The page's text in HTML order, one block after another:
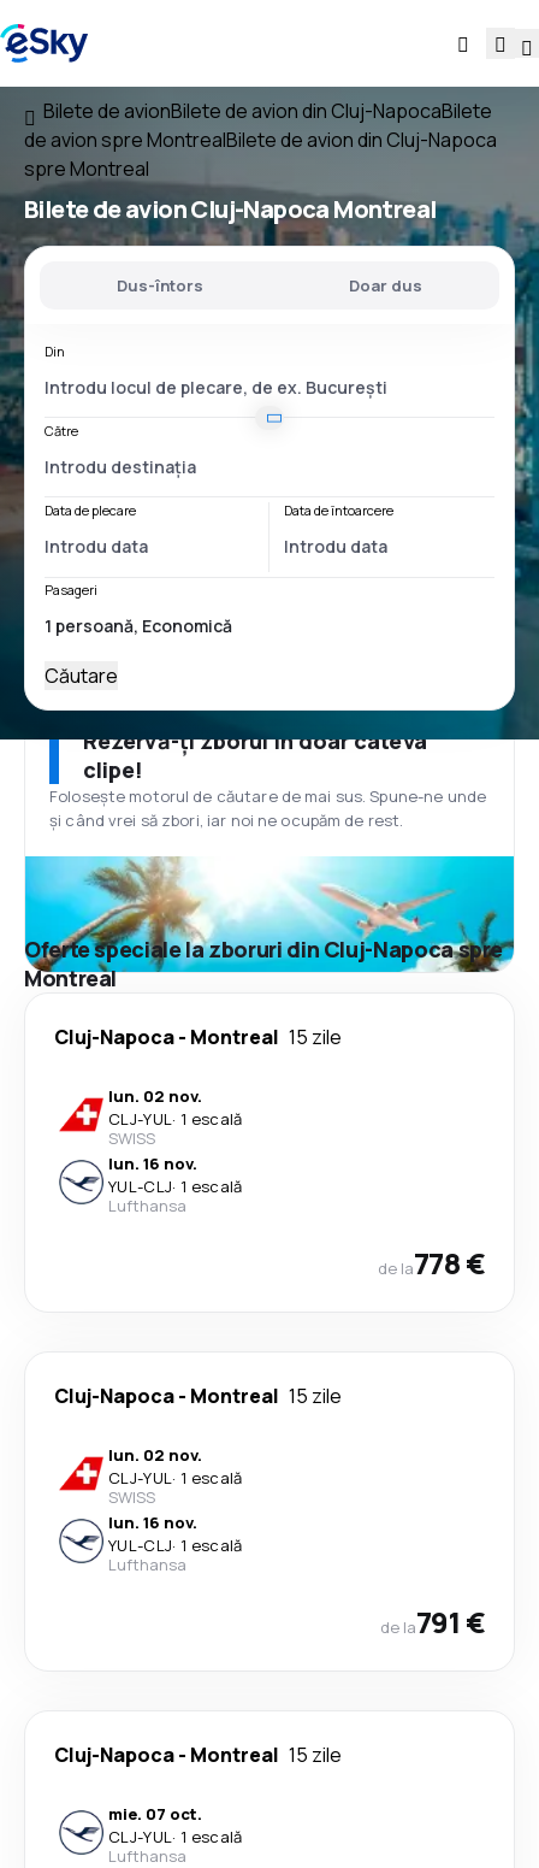
Bilete de avionBilete de avion din Cluj-NapocaBilete
de avion spre MontrealBilete de avion din Cluj-Napoca
spre Montreal
Bilete de avionCluj-Napoca Montreal
Dus-întors Doar dus
Din
Către
Data de plecare Data de întoarcere
Pasageri
Căutare
Rezervă-ți zborul în doar câteva
clipe!
Folosește motorul de căutare de mai sus. Spune-ne unde
și când vrei să zbori, iar noi ne ocupăm de rest.
Oferte speciale la zboruri din Cluj-Napoca spre
Montreal
Cluj-Napoca- Montreal 15 zile
lun. 02 nov.
CLJ-YUL· 1 escală
SWISS
lun. 16 nov.
YUL-CLJ· 1 escală
Lufthansa
de la778 €
Cluj-Napoca- Montreal 15 zile
lun. 02 nov.
CLJ-YUL· 1 escală
SWISS
lun. 16 nov.
YUL-CLJ· 1 escală
Lufthansa
de la791 €
Cluj-Napoca- Montreal 15 zile
mie. 07 oct.
CLJ-YUL· 1 escală
Lufthansa